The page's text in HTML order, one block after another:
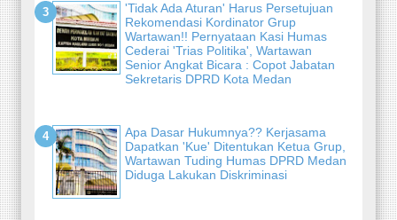
'Tidak Ada Aturan' Harus Persetujuan
Rekomendasi Kordinator Grup
Wartawan!! Pernyataan Kasi Humas
Cederai 'Trias Politika', Wartawan
Senior Angkat Bicara : Copot Jabatan
Sekretaris DPRD Kota Medan
Apa Dasar Hukumnya?? Kerjasama
Dapatkan 'Kue' Ditentukan Ketua Grup,
Wartawan Tuding Humas DPRD Medan
Diduga Lakukan Diskriminasi